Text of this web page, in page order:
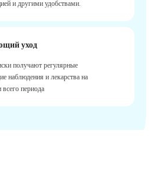
и другими удобствами.
уход
получают регулярные
наблюдения и лекарства на
периода